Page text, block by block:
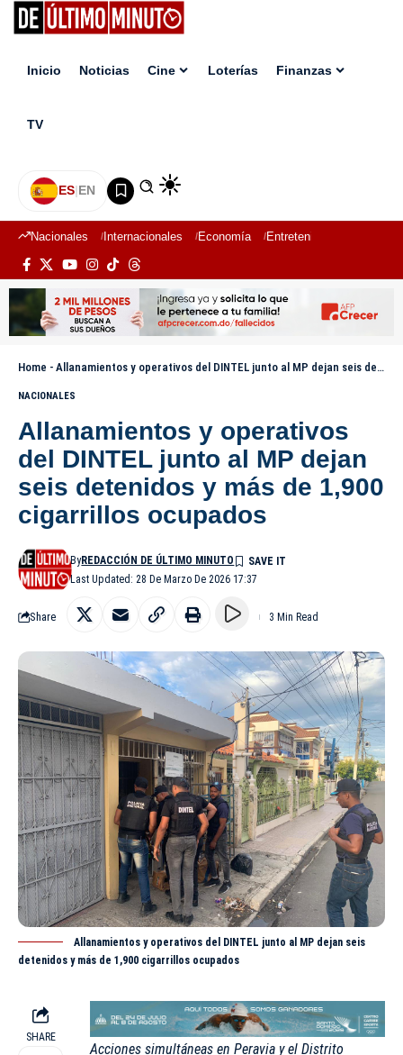
Inicio Noticias Cine Loterías Finanzas
TV
ES|EN
Nacionales Internacionales Economía Entretenimiento
Home - Allanamientos y operativos del DINTEL junto al MP dejan seis detenidos y más de 1,900 cigarrillos ocupados
NACIONALES
Allanamientos y operativos
del DINTEL junto al MP dejan
seis detenidos y más de 1,900
cigarrillos ocupados
Last Updated: 28 De Marzo De 2026 17:37
ByREDACCIÓN DE ÚLTIMO MINUTO
Share 3 Min Read
Allanamientos y operativos del DINTEL junto al MP dejan seis
detenidos y más de 1,900 cigarrillos ocupados
SHARE
Acciones simultáneas en Peravia y el Distrito